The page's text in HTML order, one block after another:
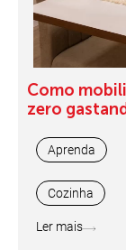
Como
zero
Aprenda
Cozinha
Ler mais